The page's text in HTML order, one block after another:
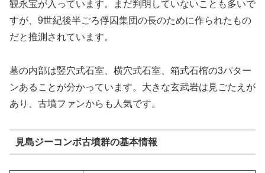
観永宝が入っています。まだ判明していないことも多いで
すが、9世紀後半ごろ俘囚集団の長のために作られたもの
だと推測されています。
墓の内部は竪穴式石室、横穴式石室、箱式石棺の3パター
ンあることが分かっています。大きな玄武岩は見ごたえが
あり、古墳ファンからも人気です。
見島ジーコンボ古墳群の基本情報